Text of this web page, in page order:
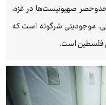
صهیونیست‌ها در غزه،
موجودیتی شرگونه است که
فلسطین است.